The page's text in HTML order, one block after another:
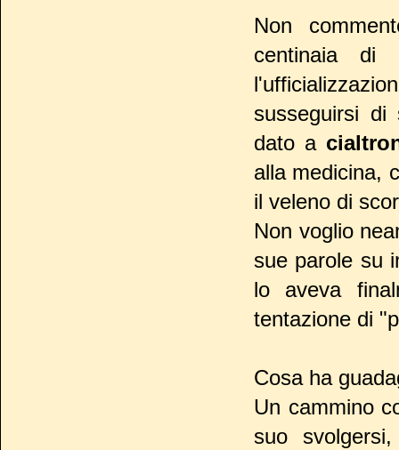
Non
centinaia
susseguirsi di
dato a
alla medicina,
il veleno di
Non voglio
sue parole su
lo aveva
tentazione di
Cosa ha
Un cammino
suo